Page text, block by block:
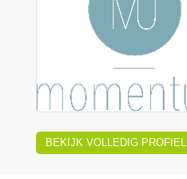
BEKIJK VOLLEDIG PROFIEL